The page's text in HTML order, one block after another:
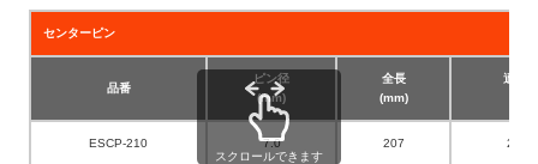
センターピン
品番
ピン径
(mm)
全長
(mm)
適合
ESCP-210 7.0 207 25～
スクロールできます